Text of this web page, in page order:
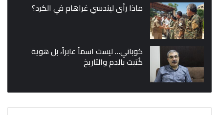
ماذا رأى ليندسي غراهام في الكرد؟
كوباني… ليست اسماً عابراً، بل هوية
كُتبت بالدم والتاريخ